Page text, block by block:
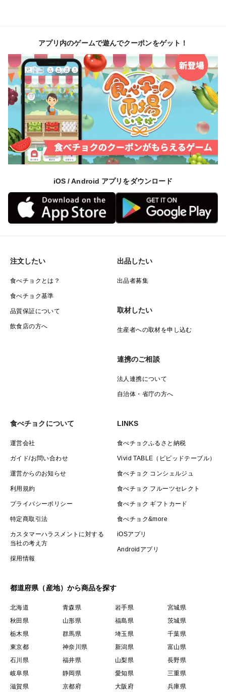
アプリ内のゲームで遊んでクーポンをゲット！
iOS / Android アプリをダウンロード
注文したい
食べチョクとは？
食べチョク基準
品質保証について
飲食店の方へ
出品したい
出品者募集
取材したい
生産者への取材を申し込む
連携のご相談
法人連携について
自治体・省庁の方へ
食べチョクについて
運営会社
ガイド/お問い合わせ
運営からのお知らせ
利用規約
プライバシーポリシー
特定商取引法
カスタマーハラスメントに対する
当社の考え方
採用情報
LINKS
食べチョクふるさと納税
Vivid TABLE（ビビッドテーブル）
食べチョク コンシェルジュ
食べチョク フルーツセレクト
食べチョク ギフトカード
食べチョク&more
iOSアプリ
Androidアプリ
都道府県（産地）から商品を探す
北海道 青森県 岩手県
宮城県
秋田県
山形県 福島県
茨城県
栃木県
群馬県 埼玉県
千葉県
東京都
神奈川県 新潟県
富山県
石川県
福井県 山梨県
長野県
岐阜県
静岡県 愛知県
三重県
滋賀県
京都府 大阪府 兵庫県